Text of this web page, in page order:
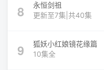
8
永恒剑祖
更新至7集|共40集
9
狐妖小红娘镜花缘篇
10集全